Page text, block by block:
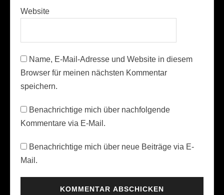
Website
Name, E-Mail-Adresse und Website in diesem
Browser für meinen nächsten Kommentar
speichern.
Benachrichtige mich über nachfolgende
Kommentare via E-Mail.
Benachrichtige mich über neue Beiträge via E-
Mail.